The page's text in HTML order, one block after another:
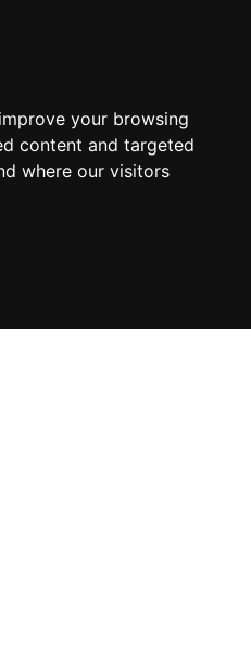
your browsing
content and targeted
where our visitors